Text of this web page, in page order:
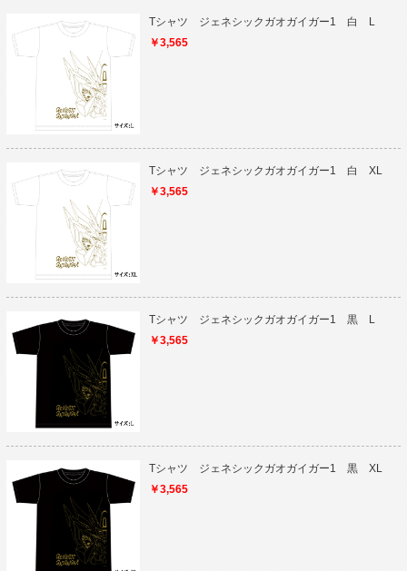
Tシャツ ジェネシックガオガイガー1 白 L
￥3,565
Tシャツ ジェネシックガオガイガー1 白 XL
￥3,565
Tシャツ ジェネシックガオガイガー1 黒 L
￥3,565
Tシャツ ジェネシックガオガイガー1 黒 XL
￥3,565